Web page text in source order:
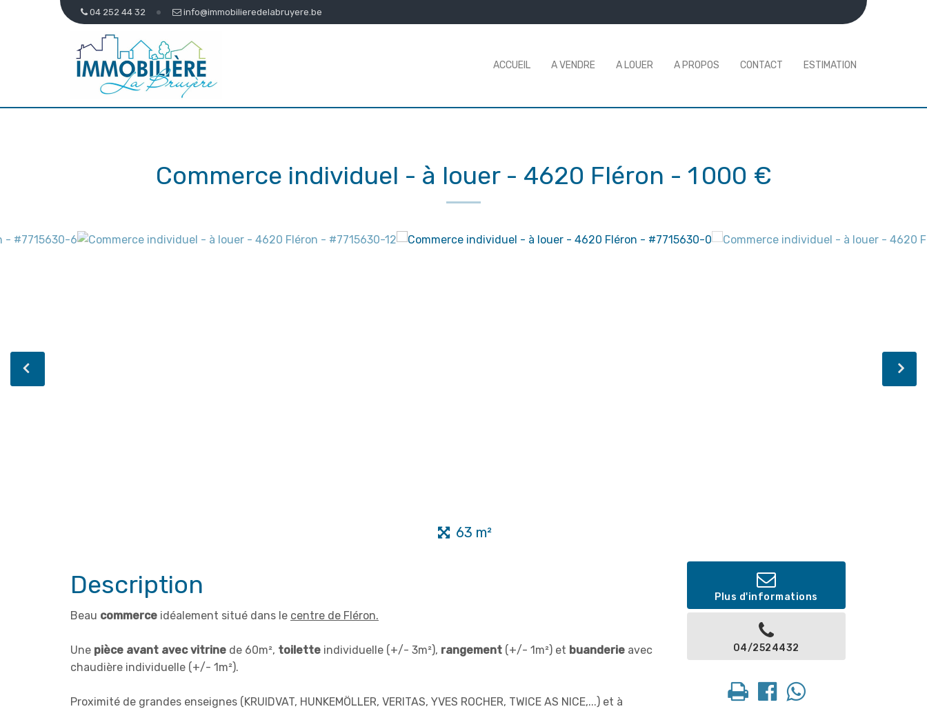
04 252 44 32 info@immobilieredelabruyere.be
ACCUEIL A VENDRE A LOUER A PROPOS CONTACT ESTIMATION
Commerce individuel - à louer - 4620 Fléron - 1 000 €
63 m²
Description
Beau commerce idéalement situé dans le centre de Fléron.
Une pièce avant avec vitrine de 60m², toilette individuelle (+/- 3m²), rangement (+/- 1m²) et buanderie avec
chaudière individuelle (+/- 1m²).
Proximité de grandes enseignes (KRUIDVAT, HUNKEMÖLLER, VERITAS, YVES ROCHER, TWICE AS NICE,...) et à
Plus d'informations
04/2524432